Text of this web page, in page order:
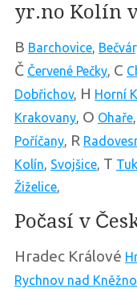
yr.no Kolín
B Barchovice,
Č Červené Pečky, C
Dobřichov, H Horní
Krakovany, O Ohaře,
Poříčany, R
Kolín, Svojšice, T
Žiželice,
Počasí v
Hradec Králové
Rychnov nad